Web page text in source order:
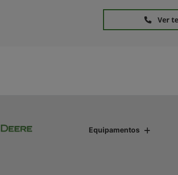
Ver
Equipamentos